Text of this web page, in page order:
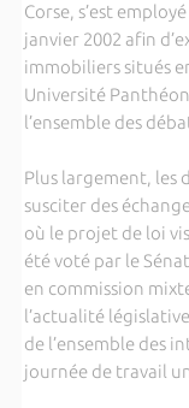
Corse, s’est
janvier 2002 afin
immobiliers situés
Université
l’ensemble des
Plus largement, les
susciter des
où le projet de loi
été voté par le
en commission
l’actualité
de l’ensemble des
journée de travail